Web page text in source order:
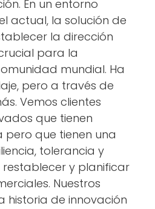
En un entorno
actual, la solución de
la dirección
para la
mundial. Ha
pero a través de
Vemos clientes
que tienen
que tienen una
tolerancia y
y planificar
Nuestros
historia de innovación